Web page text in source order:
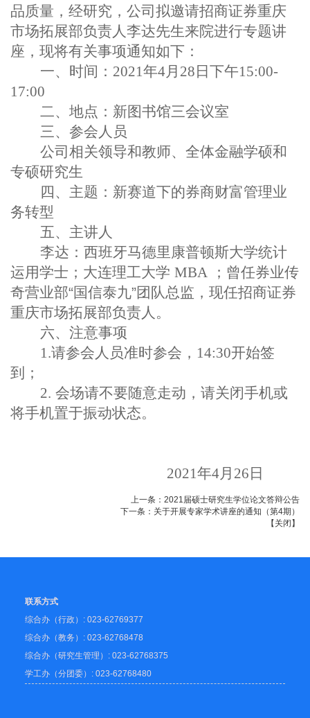
品质量，经研究，公司拟邀请招商证券重庆
市场拓展部负责人李达先生来院进行专题讲
座，现将有关事项通知如下：
一、时间 ： 2021年4月 28 日下午15:00-
17:00
二、地点 ：新图书馆三会议室
三、参会人员
公司相关领导和教师、全体金融学硕和
专硕研究生
四、主题 ：新赛道下的券商财富管理业
务转型
五、主讲人
李达 ：西班牙马德里康普顿斯大学统计
运用学士；大连理工大学 MBA
；曾任券业传
奇营业部“国信泰九”团队总监，现任招商证券
重庆市场拓展部负责人。
六、注意事项
1.请参会人员准时参会， 14:30开始签
到；
2. 会场请不要随意走动，请关闭手机或
将手机置于振动状态。
2021年4月 26 日
上一条： 2021届硕士研究生学位论文答辩公告
下一条： 关于开展专家学术讲座的通知（第4期）
【 关闭 】
联系方式
综合办（行政）: 023-62769377
综合办（教务）: 023-62768478
综合办（研究生管理）: 023-62768375
学工办（分团委）: 023-62768480